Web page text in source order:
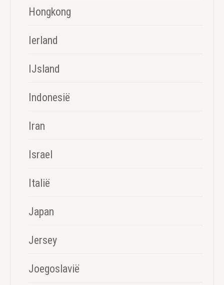
Hongkong
Ierland
IJsland
Indonesië
Iran
Israel
Italië
Japan
Jersey
Joegoslavië